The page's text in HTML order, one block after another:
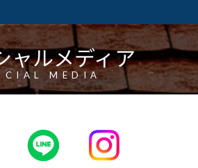
ャルメディア
MEDIA